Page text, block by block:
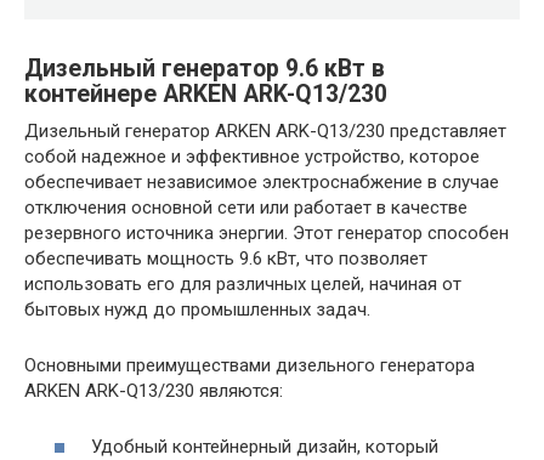
Дизельный генератор 9.6 кВт в
контейнере ARKEN ARK-Q13/230
Дизельный генератор ARKEN ARK-Q13/230 представляет
собой надежное и эффективное устройство, которое
обеспечивает независимое электроснабжение в случае
отключения основной сети или работает в качестве
резервного источника энергии. Этот генератор способен
обеспечивать мощность 9.6 кВт, что позволяет
использовать его для различных целей, начиная от
бытовых нужд до промышленных задач.
Основными преимуществами дизельного генератора
ARKEN ARK-Q13/230 являются:
Удобный контейнерный дизайн, который